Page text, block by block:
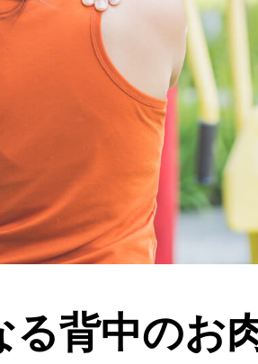
る背中のお